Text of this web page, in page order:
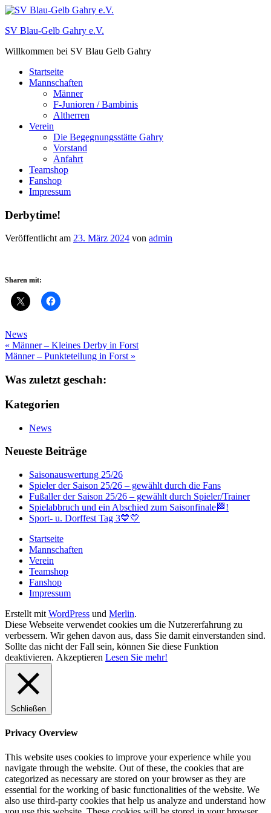
Zum
springen
SV Blau-Gelb Gahry e.V.
Willkommen bei SV Blau Gelb Gahry
Startseite
Mannschaften
Männer
F-Junioren / Bambinis
Altherren
Verein
Die Begegnungsstätte Gahry
Vorstand
Anfahrt
Teamshop
Fanshop
Impressum
Derbytime!
Veröffentlicht am 23. März 2024 von admin
Sharen mit:
News
Beitragsnavigation
« Männer – Kleines Derby in Forst
Männer – Punkteteilung in Forst »
Was zuletzt geschah:
Kategorien
News
Neueste Beiträge
Saisonauswertung 25/26
Spieler der Saison 25/26 – gewählt durch die Fans
Fußaller der Saison 25/26 – gewählt durch Spieler/Trainer
Spielabbruch und ein Abschied zum Saisonfinale🏁!
Sport- u. Dorffest Tag 3💙💛
Startseite
Mannschaften
Verein
Teamshop
Fanshop
Impressum
Erstellt mit WordPress und Merlin.
Diese Webseite verwendet cookies um die Nutzererfahrung zu
verbessern. Wir gehen davon aus, dass Sie damit einverstanden sind.
Sollte das nicht der Fall sein, können Sie diese Funktion
deaktivieren. Akzeptieren Lesen Sie mehr!
Schließen
Privacy Overview
This website uses cookies to improve your experience while you
navigate through the website. Out of these, the cookies that are
categorized as necessary are stored on your browser as they are
essential for the working of basic functionalities of the website. We
also use third-party cookies that help us analyze and understand how